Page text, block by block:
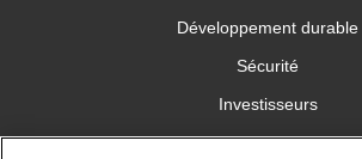
Développement durable
Sécurité
Investisseurs
Carrières